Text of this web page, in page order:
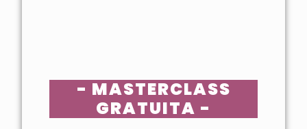
- MASTERCLASS
GRATUITA -